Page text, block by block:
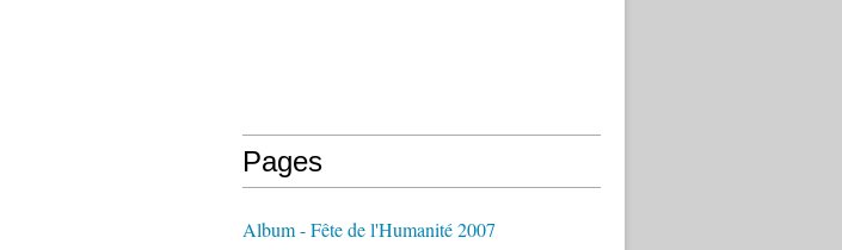
Pages
Album - Fête de l'Humanité 2007